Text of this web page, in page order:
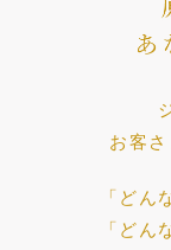
お客
「どん
「どん